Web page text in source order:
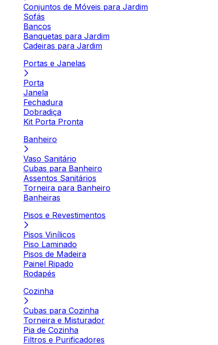
Conjuntos de Móveis para Jardim
Sofás
Bancos
Banquetas para Jardim
Cadeiras para Jardim
Portas e Janelas
Porta
Janela
Fechadura
Dobradiça
Kit Porta Pronta
Banheiro
Vaso Sanitário
Cubas para Banheiro
Assentos Sanitários
Torneira para Banheiro
Banheiras
Pisos e Revestimentos
Pisos Vinílicos
Piso Laminado
Pisos de Madeira
Painel Ripado
Rodapés
Cozinha
Cubas para Cozinha
Torneira e Misturador
Pia de Cozinha
Filtros e Purificadores